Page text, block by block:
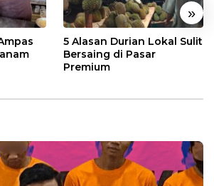
»
5 Alasan Durian Lokal Sulit
Bersaing di Pasar
Premium